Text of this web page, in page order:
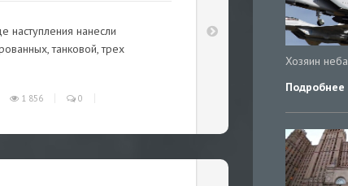
наступления нанесли
танковой, трех
1 856 0
Хозяин неба
Подробнее